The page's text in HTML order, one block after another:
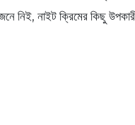
নিই, নাইট ক্রিমের কিছু